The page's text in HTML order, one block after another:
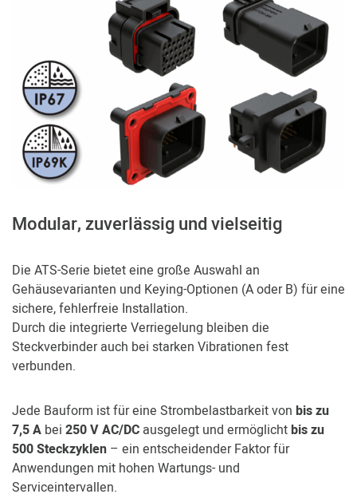
Modular, zuverlässig und vielseitig
Die ATS-Serie bietet eine große Auswahl an
Gehäusevarianten und Keying-Optionen (A oder B) für eine
sichere, fehlerfreie Installation.
Durch die integrierte Verriegelung bleiben die
Steckverbinder auch bei starken Vibrationen fest
verbunden.
Jede Bauform ist für eine Strombelastbarkeit von bis zu
7,5 A bei 250 V AC/DC ausgelegt und ermöglichtbis zu
500 Steckzyklen – ein entscheidender Faktor für
Anwendungen mit hohen Wartungs- und
Serviceintervallen.